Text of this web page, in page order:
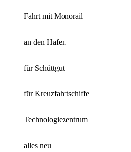
Fahrt mit Monorail
an den Hafen
für Schüttgut
für Kreuzfahrtschiffe
Technologiezentrum
alles neu